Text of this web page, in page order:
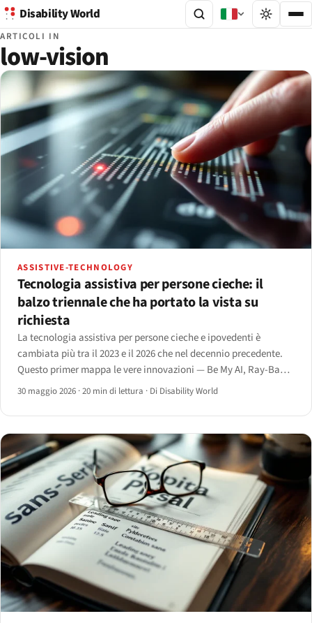
Disability World
ARTICOLI IN
low-vision
ASSISTIVE-TECHNOLOGY
Tecnologia assistiva per persone cieche: il
balzo triennale che ha portato la vista su
richiesta
La tecnologia assistiva per persone cieche e ipovedenti è
cambiata più tra il 2023 e il 2026 che nel decennio precedente.
Questo primer mappa le vere innovazioni — Be My AI, Ray-Ban
Meta, cani intelligenti, il Monarch e i lettori AI — con ciò che
30 maggio 2026 ·20 min di lettura · Di Disability World